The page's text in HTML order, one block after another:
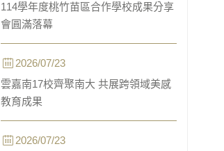
114學年度桃竹苗區合作學校成果分享
會圓滿落幕
2026/07/23
雲嘉南17校齊聚南大 共展跨領域美感
教育成果
2026/07/23